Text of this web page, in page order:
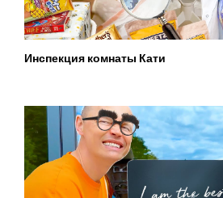
Инспекция комнаты Кати